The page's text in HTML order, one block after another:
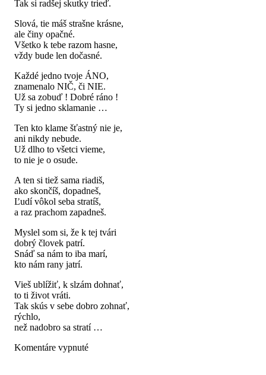
Tak si radšej skutky trieď.
Slová, tie máš strašne krásne,
ale činy opačné.
Všetko k tebe razom hasne,
vždy bude len dočasné.
Každé jedno tvoje ÁNO,
znamenalo NIČ, či NIE.
Už sa zobuď ! Dobré ráno !
Ty si jedno sklamanie …
Ten kto klame šťastný nie je,
ani nikdy nebude.
Už dlho to všetci vieme,
to nie je o osude.
A ten si tiež sama riadiš,
ako skončíš, dopadneš,
Ľudí vôkol seba stratíš,
a raz prachom zapadneš.
Myslel som si, že k tej tvári
dobrý človek patrí.
Snáď sa nám to iba marí,
kto nám rany jatrí.
Vieš ublížiť, k slzám dohnať,
to ti život vráti.
Tak skús v sebe dobro zohnať,
rýchlo,
než nadobro sa stratí …
Komentáre vypnuténa